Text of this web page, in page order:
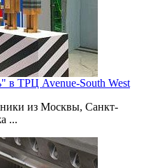
в ТРЦ Avenue-South West
из Москвы, Санкт-
...